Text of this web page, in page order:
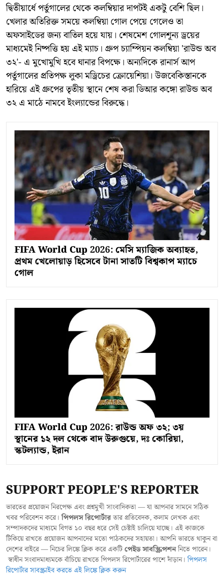
দ্বিতীয়ার্ধে পর্তুগালের থেকে কলম্বিয়ার দাপটই একটু বেশি ছিল।
খেলার অতিরিক্ত সময়ে কলম্বিয়া গোল পেয়ে গেলেও তা
অফসাইডের জন্য বাতিল হয়ে যায়। শেষমেশ গোলশূন্য ড্রয়ের
মাধ্যমেই নিষ্পত্তি হয় এই ম্যাচ। গ্রুপ চ্যাম্পিয়ন কলম্বিয়া 'রাউন্ড অব
৩২'- এ মুখোমুখি হবে ঘানার বিপক্ষে। অন্যদিকে রানার্স আপ
পর্তুগালের প্রতিপক্ষ লুকা মড্রিচের ক্রোয়েশিয়া। উজবেকিস্তানকে
হারিয়ে এই গ্রুপের তৃতীয় স্থানে শেষ করা ডিআর কঙ্গো রাউন্ড অব
৩২ এ মাঠে নামবে ইংল্যান্ডের বিরুদ্ধে।
FIFA World Cup 2026: মেসি ম্যাজিক অব্যাহত,
প্রথম খেলোয়াড় হিসেবে টানা সাতটি বিশ্বকাপ ম্যাচে
গোল
FIFA World Cup 2026: রাউন্ড অফ ৩২; ৩য়
স্থানের ১২ দল থেকে বাদ উরুগুয়ে, দঃ কোরিয়া,
স্কটল্যান্ড, ইরান
SUPPORT PEOPLE'S REPORTER
ভারতের প্রয়োজন নিরপেক্ষ এবং প্রশ্নমুখী সাংবাদিকতা — যা আপনার সামনে সঠিক
খবর পরিবেশন করে।পিপলস রিপোর্টারতার প্রতিবেদক, কলাম লেখক এবং
সম্পাদকদের মাধ্যমে বিগত ১০ বছর ধরে সেই চেষ্টাই চালিয়ে যাচ্ছে। এই কাজকে
টিকিয়ে রাখতে প্রয়োজন আপনাদের মতো পাঠকদের সহায়তা। আপনি ভারতে থাকুন বা
দেশের বাইরে — নিচের লিঙ্কে ক্লিক করে একটিপেইড সাবস্ক্রিপশননিতে পারেন।
স্বাধীন সংবাদমাধ্যমকে বাঁচিয়ে রাখতে পিপলস রিপোর্টারের পাশে দাঁড়ান।পিপলস
রিপোর্টার সাবস্ক্রাইব করতে এই লিঙ্কে ক্লিক করুন